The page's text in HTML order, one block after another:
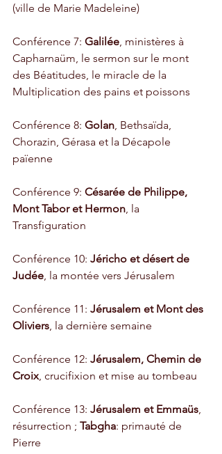
(ville de Marie Madeleine)
Conférence 7: Galilée, ministères à
Capharnaüm, le sermon sur le mont
des Béatitudes, le miracle de la
Multiplication des pains et poissons
Conférence 8: Golan, Bethsaïda,
Chorazin, Gérasa et la Décapole
païenne
Conférence 9: Césarée de Philippe,
Mont Tabor et Hermon, la
Transfiguration
Conférence 10: Jéricho et désert de
Judée, la montée vers Jérusalem
Conférence 11: Jérusalem et Mont des
Oliviers, la dernière semaine
Conférence 12: Jérusalem, Chemin de
Croix, crucifixion et mise au tombeau
Conférence 13: Jérusalem et Emmaüs,
résurrection ; Tabgha: primauté de
Pierre